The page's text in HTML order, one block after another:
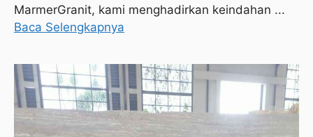
MarmerGranit, kami menghadirkan keindahan ...
Baca Selengkapnya